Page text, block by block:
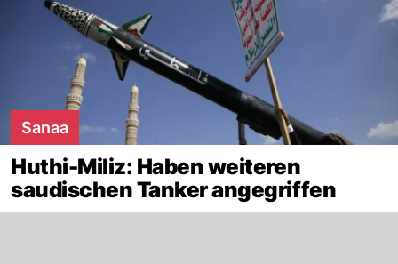
Sanaa
Huthi-Miliz: Haben weiteren
saudischen Tanker angegriffen